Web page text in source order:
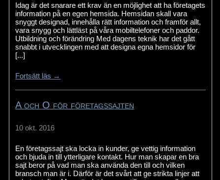
Idag är det snarare ett krav än en möjlighet att ha företagets
information på en egen hemsida. Hemsidan skall vara
snyggt designad, innehålla rätt information och framför allt,
vara snygg och lättläst på våra mobiltelefoner och paddor.
Utbildning och förändring Med dagens teknik har det gått
snabbt i utvecklingen med att designa egna hemsidor för
[...]
Fortsätt läs →
A och O för företagssajten
10 okt. 2016
En företagssajt ska locka in kunder, ge vettig information
och bjuda in till ytterligare kontakt. Hur man skapar en bra
sajt beror på vad man ska använda den till och vilken
bransch man är i. Därför är det svårt att ge strikta linjer att